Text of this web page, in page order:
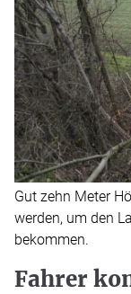
Gut zehn Meter
werden, um den
bekommen.
Fahrer